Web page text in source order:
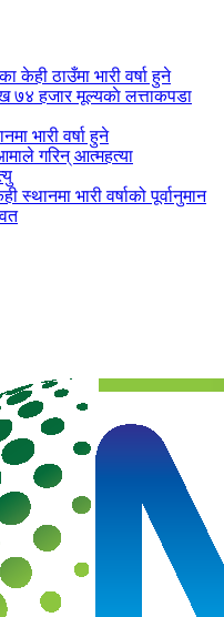
केही ठाउँमा भारी वर्षा हुने
७४ हजार मूल्यकाे लत्ताकपडा
भारी वर्षा हुने
गरिन् आत्महत्या
भारी वर्षाको पूर्वानुमान